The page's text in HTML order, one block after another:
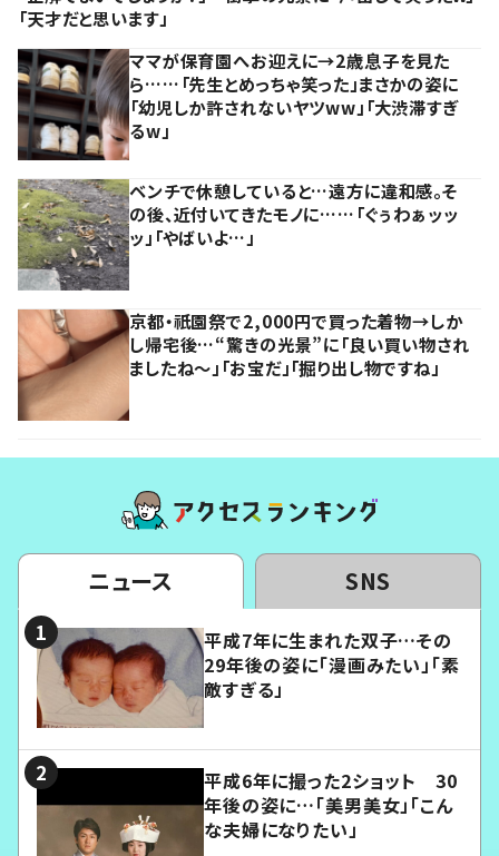
「天才だと思います」
ママが保育園へお迎えに→2歳息子を見た
ら……「先生とめっちゃ笑った」まさかの姿に
「幼児しか許されないヤツww」「大渋滞すぎ
るw」
ベンチで休憩していると…遠方に違和感。そ
の後、近付いてきたモノに……「ぐぅわぁッッ
ッ」「やばいよ…」
京都・祇園祭で2,000円で買った着物→しか
し帰宅後…“驚きの光景”に「良い買い物され
ましたね～」「お宝だ」「掘り出し物ですね」
ニュース SNS
平成7年に生まれた双子…その
29年後の姿に「漫画みたい」「素
敵すぎる」
平成6年に撮った2ショット 30
年後の姿に…「美男美女」「こん
な夫婦になりたい」